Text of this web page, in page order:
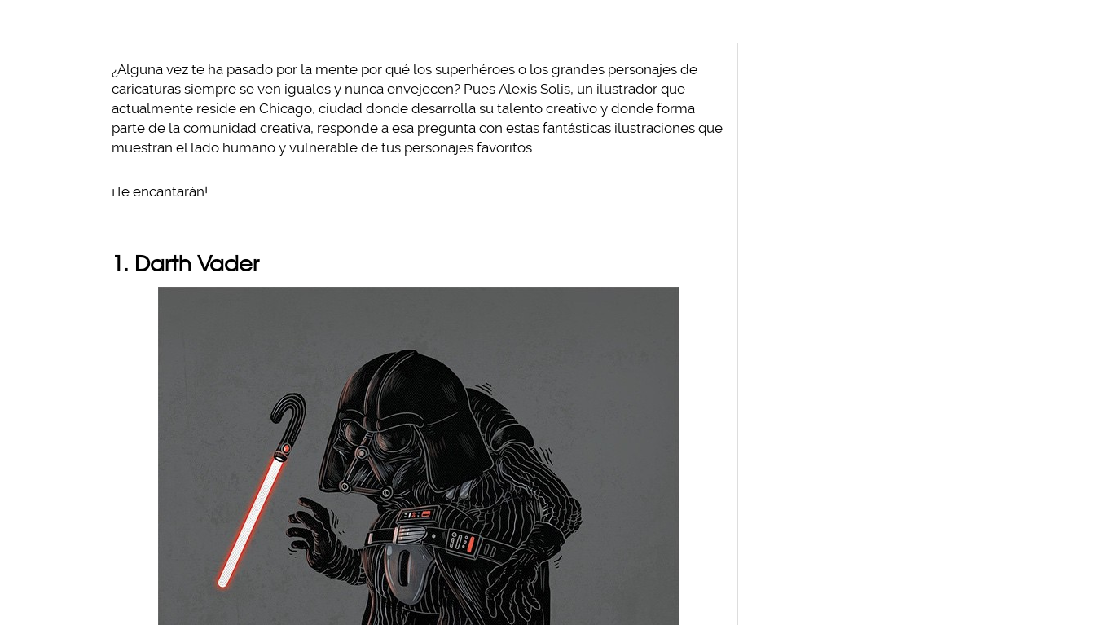
¿Alguna vez te ha pasado por la mente por qué los superhéroes o los grandes personajes de
caricaturas siempre se ven iguales y nunca envejecen? Pues Alexis Solis, un ilustrador que
actualmente reside en Chicago, ciudad donde desarrolla su talento creativo y donde forma
parte de la comunidad creativa, responde a esa pregunta con estas fantásticas ilustraciones que
muestran el lado humano y vulnerable de tus personajes favoritos.
¡Te encantarán!
1. Darth Vader